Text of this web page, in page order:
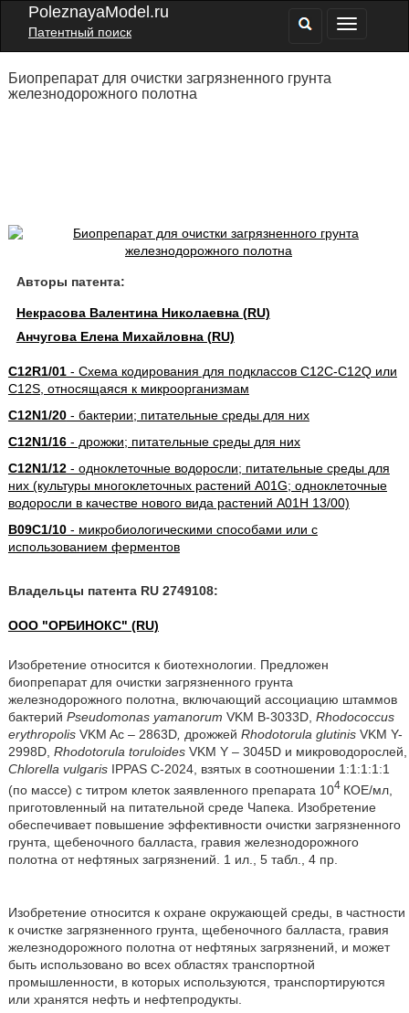
PoleznayaModel.ru
Патентный поиск
Биопрепарат для очистки загрязненного грунта
железнодорожного полотна
Авторы патента:
Некрасова Валентина Николаевна (RU)
Анчугова Елена Михайловна (RU)
C12R1/01- Схема кодирования для подклассов C12C-C12Q или
C12S, относящаяся к микроорганизмам
C12N1/20- бактерии; питательные среды для них
C12N1/16- дрожжи; питательные среды для них
C12N1/12- одноклеточные водоросли; питательные среды для
них (культуры многоклеточных растений A01G; одноклеточные
водоросли в качестве нового вида растений A01H 13/00)
B09C1/10- микробиологическими способами или с
использованием ферментов
Владельцы патента RU 2749108:
ООО "ОРБИНОКС" (RU)
Изобретение относится к биотехнологии. Предложен
биопрепарат для очистки загрязненного грунта
железнодорожного полотна, включающий ассоциацию штаммов
бактерий Pseudomonas yamanorum VKM В-3033D, Rhodococcus
erythropolisVKM Ac – 2863D, дрожжей Rhodotorula glutinisVKM Y-
2998D, Rhodotorula toruloides VKM Y – 3045D и микроводорослей,
Chlorella vulgarisIPPAS C-2024, взятых в соотношении 1:1:1:1:1
(по массе) с титром клеток заявленного препарата 104 КОЕ/мл,
приготовленный на питательной среде Чапека. Изобретение
обеспечивает повышение эффективности очистки загрязненного
грунта, щебеночного балласта, гравия железнодорожного
полотна от нефтяных загрязнений. 1 ил., 5 табл., 4 пр.
Изобретение относится к охране окружающей среды, в частности
к очистке загрязненного грунта, щебеночного балласта, гравия
железнодорожного полотна от нефтяных загрязнений, и может
быть использовано во всех областях транспортной
промышленности, в которых используются, транспортируются
или хранятся нефть и нефтепродукты.